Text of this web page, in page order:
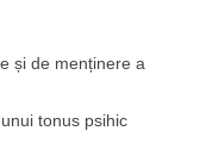
și de menținere a
tonus psihic